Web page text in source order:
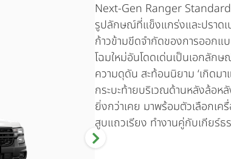
Next-Gen Ranger
รูปลักษณ์ที่แข็งแกร่งและปราดเ
ก้าวข้ามขีดจำกัดของการออก
โฉมใหม่อันโดดเด่นเป็นเอกลัก
ความดุดัน สะท้อนนิยาม ‘เกิดมา
กระบะท้ายบริเวณด้านหลังล้อห
ยิ่งกว่าเคย มาพร้อมตัวเลือกเค
สูบแถวเรียง ทำงานคู่กับเกียร์